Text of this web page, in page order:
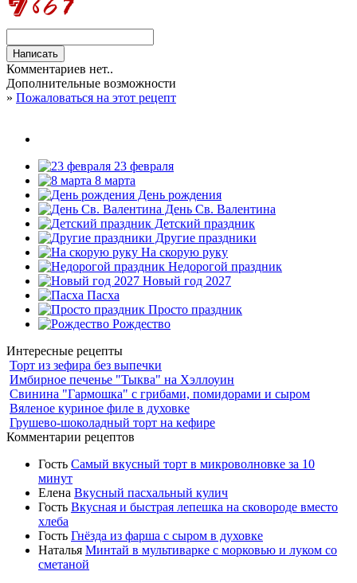
Комментариев нет..
Дополнительные возможности
» Пожаловаться на этот рецепт
23 февраля
8 марта
День рождения
День Св. Валентина
Детский праздник
Другие праздники
На скорую руку
Недорогой праздник
Новый год 2027
Пасха
Просто праздник
Рождество
Интересные рецепты
Торт из зефира без выпечки
Имбирное печенье "Тыква" на Хэллоуин
Свинина "Гармошка" с грибами, помидорами и сыром
Вяленое куриное филе в духовке
Грушево-шоколадный торт на кефире
Комментарии рецептов
Гость Самый вкусный торт в микроволновке за 10
минут
Елена Вкусный пасхальный кулич
Гость Вкусная и быстрая лепешка на сковороде вместо
хлеба
Гость Гнёзда из фарша с сыром в духовке
Наталья Минтай в мультиварке с морковью и луком со
сметаной